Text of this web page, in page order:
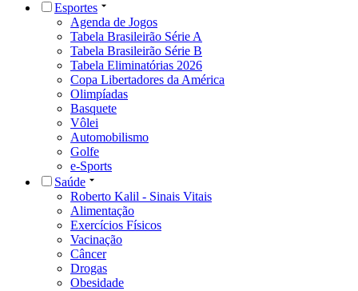
Esportes
Agenda de Jogos
Tabela Brasileirão Série A
Tabela Brasileirão Série B
Tabela Eliminatórias 2026
Copa Libertadores da América
Olimpíadas
Basquete
Vôlei
Automobilismo
Golfe
e-Sports
Saúde
Roberto Kalil - Sinais Vitais
Alimentação
Exercícios Físicos
Vacinação
Câncer
Drogas
Obesidade